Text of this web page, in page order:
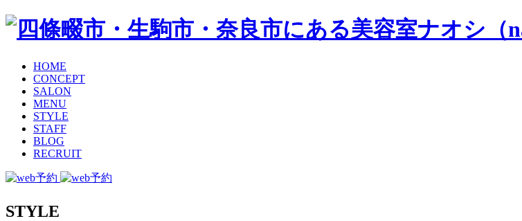
HOME
CONCEPT
SALON
MENU
STYLE
STAFF
BLOG
RECRUIT
STYLE